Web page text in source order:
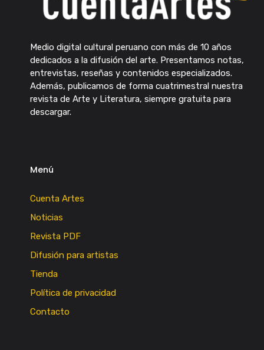
Medio digital cultural peruano con más de 10 años
dedicados a la difusión del arte. Presentamos notas,
entrevistas, reseñas y contenidos especializados.
Además, publicamos de forma cuatrimestral nuestra
revista de Arte y Literatura, siempre gratuita para
descargar.
Menú
Cuenta Artes
Noticias
Revista PDF
Difusión para artistas
Tienda
Política de privacidad
Contacto